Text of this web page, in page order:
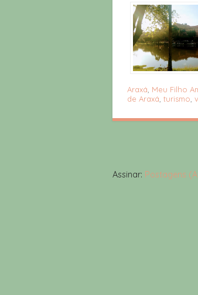
Araxá, Meu Filho
de Araxá, turismo,
Assinar: Postagens